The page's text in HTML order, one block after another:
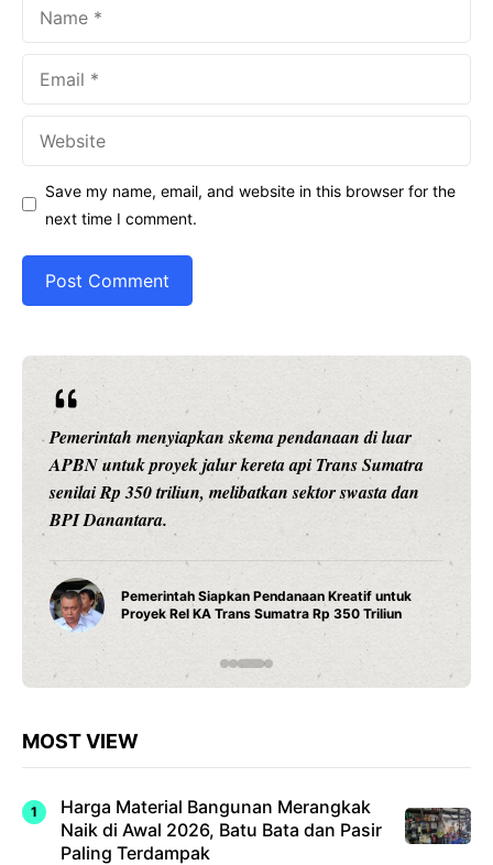
Save my name, email, and website in this browser for the
next time I comment.
Ariston Indonesia meluncurkan Andris 3, water heater
pintar dengan konektivitas Wi-Fi, pengaturan suhu
presisi 1 derajat Celsius, dan teknologi titanium untuk
daya tahan maksimal.
Water Heater Pintar Andris 3 Ariston Hadirkan
Fitur Wi-Fi dan Efisiensi Energi untuk Hunian
Modern
MOST VIEW
Harga Material Bangunan Merangkak
Naik di Awal 2026, Batu Bata dan Pasir
Paling Terdampak